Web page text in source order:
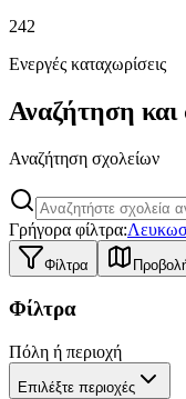
242
Ενεργές καταχωρίσεις
Αναζήτηση και
Αναζήτηση σχολείων
Γρήγορα φίλτρα:
Φίλτρα
Φίλτρα
Πόλη ή περιοχή
Επιλέξτε περιοχές